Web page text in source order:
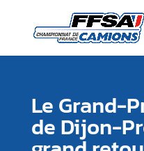
Le Grand-
de Dijon-